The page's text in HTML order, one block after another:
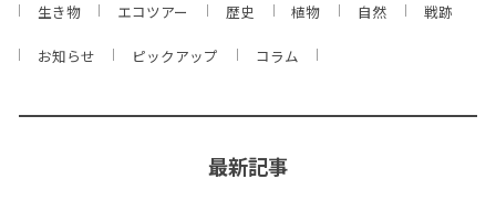
生き物 エコツアー 歴史 植物 自然 戦跡
お知らせ ピックアップ コラム
最新記事